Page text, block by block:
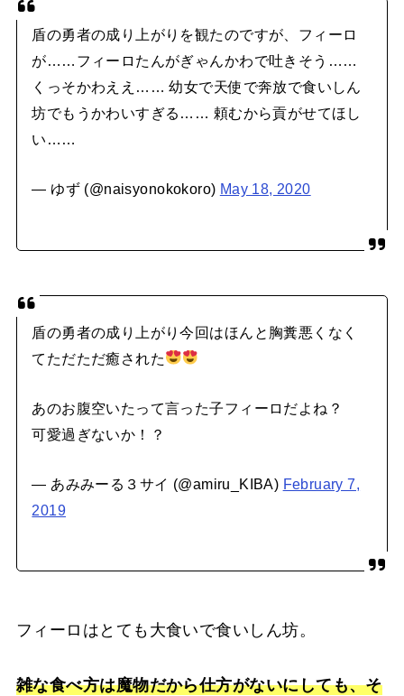
盾の勇者の成り上がりを観たのですが、フィーロ
が……フィーロたんがぎゃんかわで吐きそう……
くっそかわええ…… 幼女で天使で奔放で食いしん
坊でもうかわいすぎる…… 頼むから貢がせてほし
い……
— ゆず (@naisyonokokoro) May 18, 2020
盾の勇者の成り上がり今回はほんと胸糞悪くなく
てただただ癒された
あのお腹空いたって言った子フィーロだよね？
可愛過ぎないか！？
— あみみーる３サイ (@amiru_KIBA) February 7,
2019
フィーロはとても大食いで食いしん坊。
雑な食べ方は魔物だから仕方がないにしても、そ